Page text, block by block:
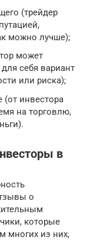
(трейдер
можно лучше);
может
себя вариант
или риска);
инвестора
на торговлю,
в
о
которые
многих из них,